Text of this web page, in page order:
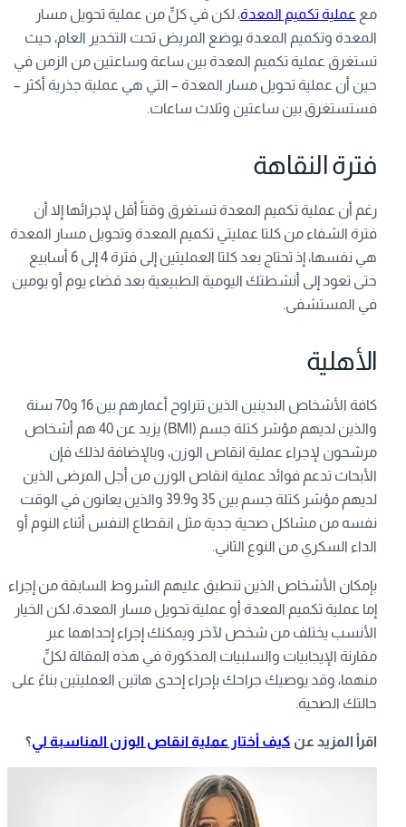
مع عملية تكميم المعدة، لكن في كلٍّ من عملية تحويل مسار
المعدة وتكميم المعدة يوضع المريض تحت التخدير العام، حيث
تستغرق عملية تكميم المعدة بين ساعة وساعتين من الزمن في
حين أن عملية تحويل مسار المعدة – التي هي عملية جذرية أكثر –
فستستغرق بين ساعتين وثلاث ساعات.
فترة النقاهة
رغم أن عملية تكميم المعدة تستغرق وقتاً أقل لإجرائها إلا أن
فترة الشفاء من كلتا عمليتي تكميم المعدة وتحويل مسار المعدة
هي نفسها، إذ تحتاج بعد كلتا العمليتين إلى فترة 4 إلى 6 أسابيع
حتى تعود إلى أنشطتك اليومية الطبيعية بعد قضاء يوم أو يومين
في المستشفى.
الأهلية
كافة الأشخاص البدينين الذين تتراوح أعمارهم بين 16 و70 سنة
والذين لديهم مؤشر كتلة جسم (BMI) يزيد عن 40 هم أشخاص
مرشحون لإجراء عملية انقاص الوزن، وبالإضافة لذلك فإن
الأبحاث تدعم فوائد عملية انقاص الوزن من أجل المرضى الذين
لديهم مؤشر كتلة جسم بين 35 و39.9 والذين يعانون في الوقت
نفسه من مشاكل صحية جدية مثل انقطاع النفس أثناء النوم أو
الداء السكري من النوع الثاني.
بإمكان الأشخاص الذين تنطبق عليهم الشروط السابقة من إجراء
إما عملية تكميم المعدة أو عملية تحويل مسار المعدة، لكن الخيار
الأنسب يختلف من شخص لآخر ويمكنك إجراء إحداهما عبر
مقارنة الإيجابيات والسلبيات المذكورة في هذه المقالة لكلٍّ
منهما، وقد يوصيك جراحك بإجراء إحدى هاتين العمليتين بناءً على
حالتك الصحية.
اقرأ المزيد عن كيف أختار عملية انقاص الوزن المناسبة لي؟